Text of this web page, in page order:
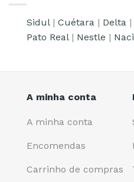
Sidul| Cuétara | Delta |
Pato Real| Nestle |
A minha conta
A minha conta
Encomendas
Carrinho de compras